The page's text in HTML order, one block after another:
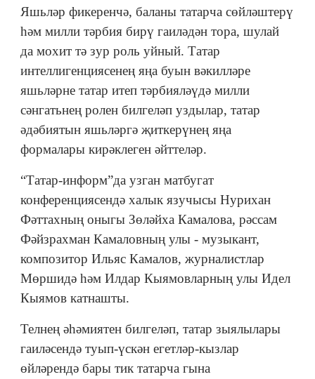
Яшьләр фикеренчә, баланы татарча сөйләштерү
һәм милли тәрбия бирү гаиләдән тора, шулай
да мохит тә зур роль уйный. Татар
интеллигенциясенең яңа буын вәкилләре
яшьләрне татар итеп тәрбияләүдә милли
сәнгатьнең ролен билгеләп уздылар, татар
әдәбиятын яшьләргә җиткерүнең яңа
формалары кирәклеген әйттеләр.
“Татар-информ”да узган матбугат
конференциясендә халык язучысы Нурихан
Фәттахның оныгы Зөләйха Камалова, рәссам
Фәйзрахман Камаловның улы - музыкант,
композитор Ильяс Камалов, журналистлар
Мөршидә һәм Илдар Кыямовларның улы Идел
Кыямов катнашты.
Телнең әһәмиятен билгеләп, татар зыялылары
гаиләсендә туып-үскән егетләр-кызлар
өйләрендә бары тик татарча гына